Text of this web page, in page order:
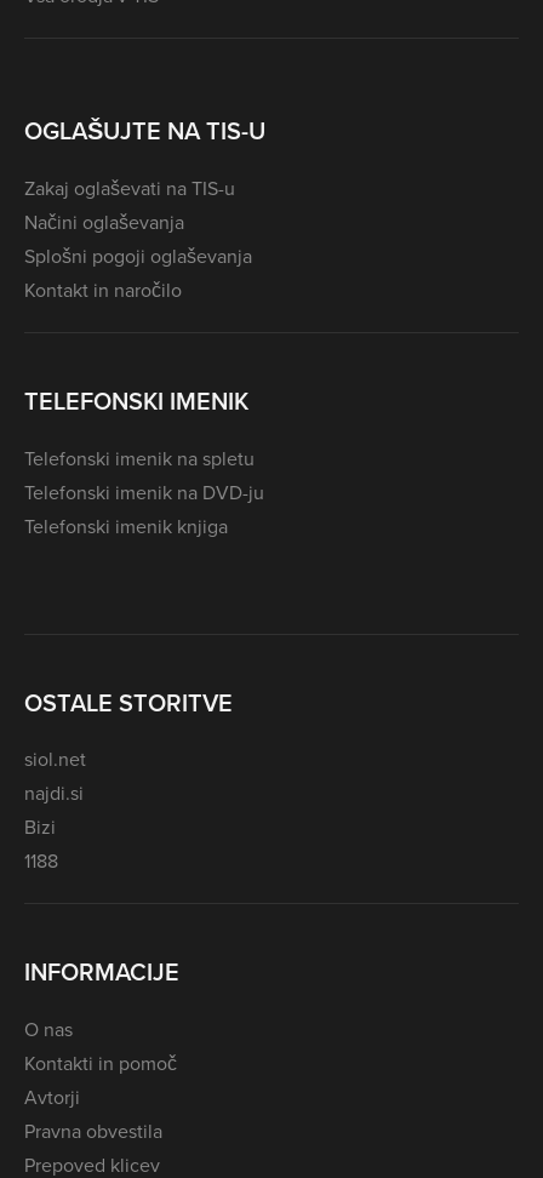
OGLAŠUJTE NA TIS-U
Zakaj oglaševati na TIS-u
Načini oglaševanja
Splošni pogoji oglaševanja
Kontakt in naročilo
TELEFONSKI IMENIK
Telefonski imenik na spletu
Telefonski imenik na DVD-ju
Telefonski imenik knjiga
OSTALE STORITVE
siol.net
najdi.si
Bizi
1188
INFORMACIJE
O nas
Kontakti in pomoč
Avtorji
Pravna obvestila
Prepoved klicev